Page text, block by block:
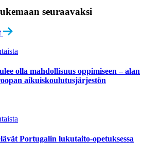
seuraavaksi
olla mahdollisuus oppimiseen – alan
aikuiskoulutusjärjestön
Portugalin lukutaito-opetuksessa